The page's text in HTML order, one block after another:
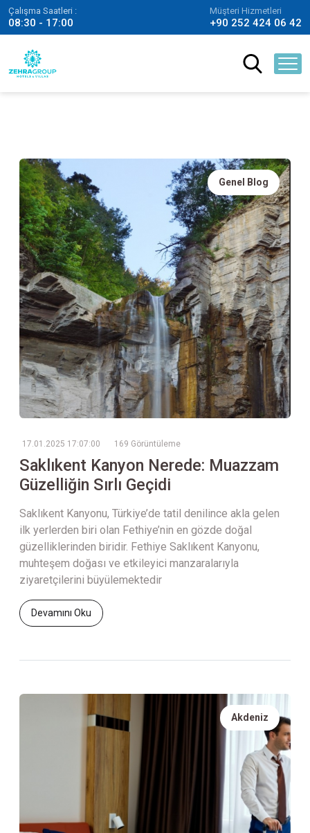
Çalışma Saatleri :
08:30 - 17:00
Müşteri Hizmetleri
+90 252 424 06 42
Genel Blog
17.01.2025 17:07:00 169 Görüntüleme
Saklıkent Kanyon Nerede: Muazzam
Güzelliğin Sırlı Geçidi
Saklıkent Kanyonu, Türkiye’de tatil denilince akla gelen
ilk yerlerden biri olan Fethiye’nin en gözde doğal
güzelliklerinden biridir. Fethiye Saklıkent Kanyonu,
muhteşem doğası ve etkileyici manzaralarıyla
ziyaretçilerini büyülemektedir
Devamını Oku
Akdeniz